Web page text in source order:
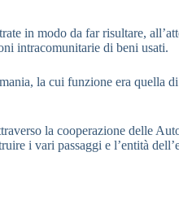
in modo da far risultare,
intracomunitarie di beni usati.
la cui funzione era quella
la cooperazione delle
i vari passaggi e l’entità